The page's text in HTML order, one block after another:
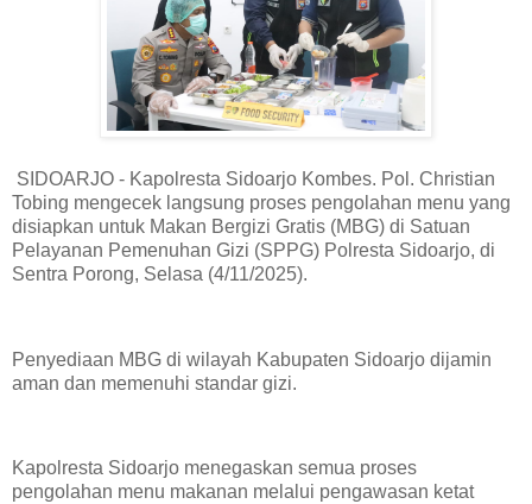
SIDOARJO - Kapolresta Sidoarjo Kombes. Pol. Christian
Tobing mengecek langsung proses pengolahan menu yang
disiapkan untuk Makan Bergizi Gratis (MBG) di Satuan
Pelayanan Pemenuhan Gizi (SPPG) Polresta Sidoarjo, di
Sentra Porong, Selasa (4/11/2025).
Penyediaan MBG di wilayah Kabupaten Sidoarjo dijamin
aman dan memenuhi standar gizi.
Kapolresta Sidoarjo menegaskan semua proses
pengolahan menu makanan melalui pengawasan ketat